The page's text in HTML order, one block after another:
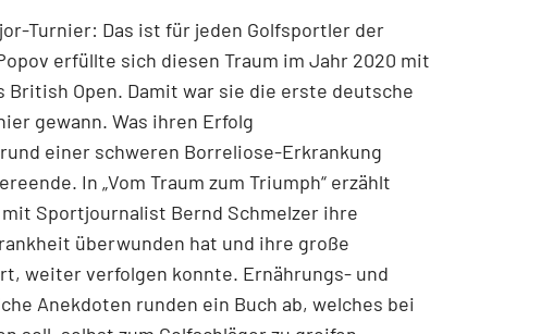
Turnier: Das ist für jeden Golfsportler der
erfüllte sich diesen Traum im Jahr 2020 mit
British Open. Damit war sie die erste deutsche
gewann. Was ihren Erfolg
einer schweren Borreliose-­Erkrankung
In „Vom Traum zum Triumph“ erzählt
Sport­journalist Bernd Schmelzer ihre
überwunden hat und ihre große
weiter verfolgen konnte. Ernährungs- und
Anekdoten runden ein Buch ab, welches bei